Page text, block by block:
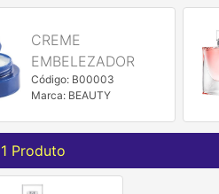
CREME
EMBELEZADOR
Código: B00003
Marca: BEAUTY
| 1 Produto